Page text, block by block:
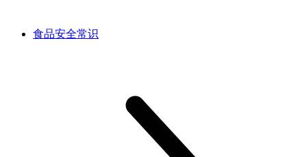
食品安全常识